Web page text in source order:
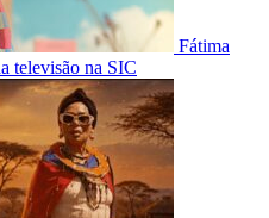
Fátima
televisão na SIC